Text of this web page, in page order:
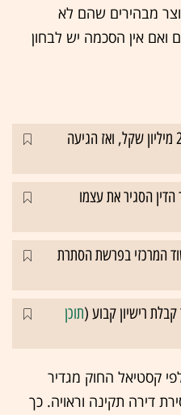
מבהירים שהם לא
ואם אין הסכמה יש לבחון
המיליארדר מכר וילה בארסוף ב-27 מיליון שקל, ואז הגיעה
הסגיר את עצמו
המרכזי בפרשת הסתרת
רישיון קבוע (תוכן
קסטיאל החוק מגדיר
דירה תקינה וראויה. כך